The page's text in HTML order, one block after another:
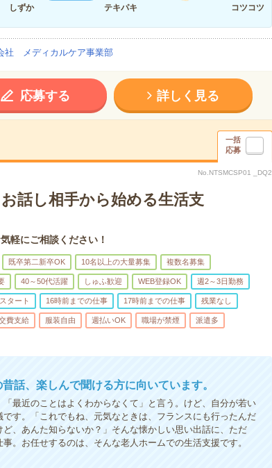
しずか
テキパキ
コツコツ
社 メディカルケア事業部
応募する 詳しく見る
一括
応募
No.NTSMCSP01 _DQ2
話し相手から始める生活支
軽にご相談ください！
既卒第二新卒OK 10名以上の大量募集 複数名募集
40～50代活躍 しゅふ歓迎 WEB登録OK 週2～3日勤務
タート 16時前までの仕事 17時前までの仕事 残業なし
費支給 服装自由 週払いOK 職場が禁煙 派遣多
話、楽しんで聞ける方に向いています。
最近のことはよくわからなくて」と言う。けど、自分が若い
す。「これでもね、元気なときは、フランスにも行ったんだ
、あんた知らないか？」そんな懐かしい思い出話に、ただ
。お任せするのは、そんな老人ホームでの生活支援です。